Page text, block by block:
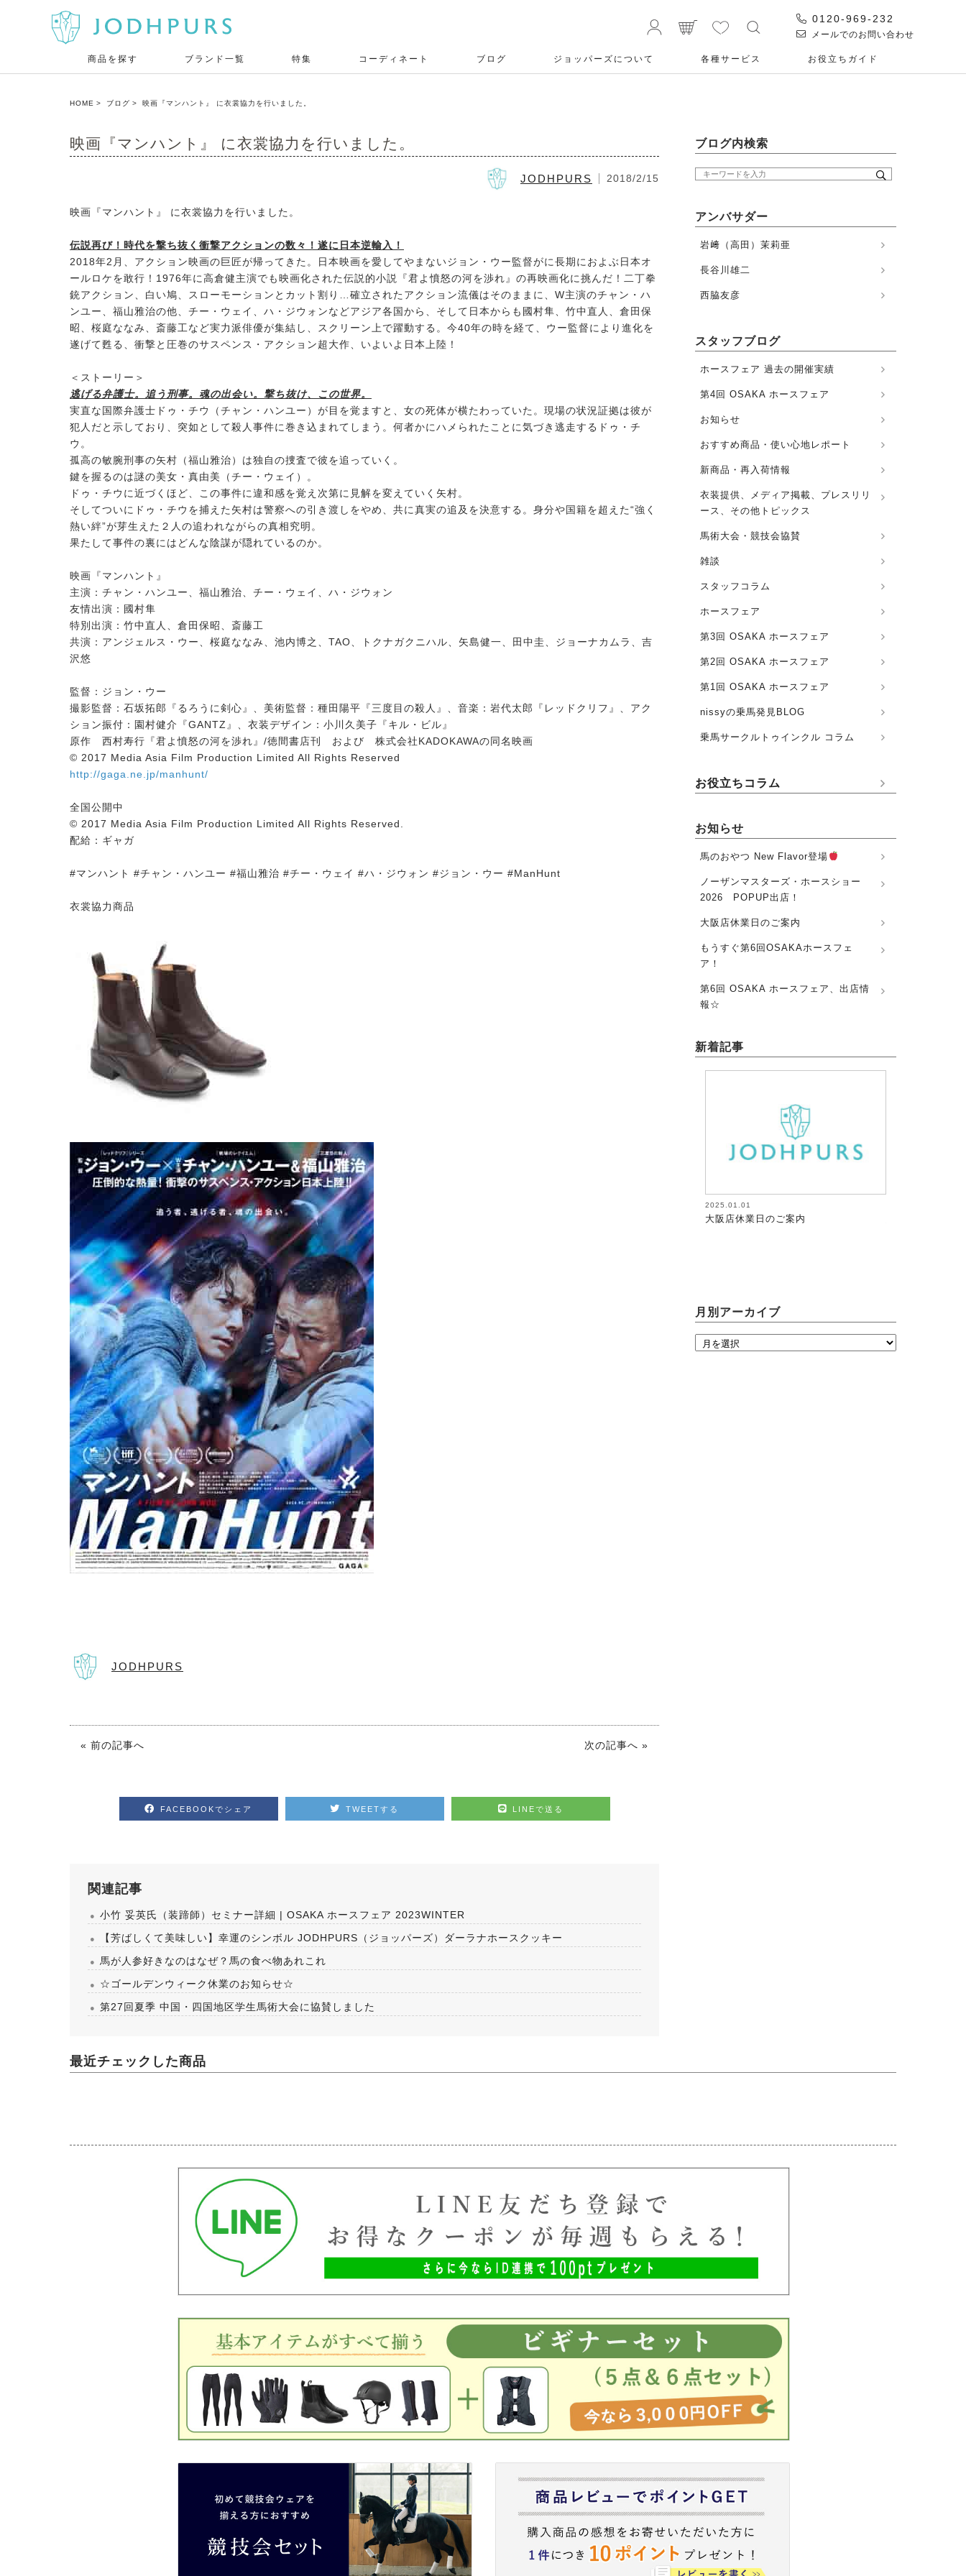
0120-969-232
メールでのお問い合わせ
商品を探す ブランド一覧 特集 コーディネート ブログ ジョッパーズについて 各種サービス お役⽴ちガイド
HOME ブログ 映画『マンハント』 に衣裳協力を行いました。
映画『マンハント』 に衣裳協力を行いました。
JODHPURS 2018/2/15
映画『マンハント』 に衣裳協力を行いました。
伝説再び！時代を撃ち抜く衝撃アクションの数々！遂に日本逆輸入！
2018年2月、アクション映画の巨匠が帰ってきた。日本映画を愛してやまないジョン・ウー監督がに長期におよぶ日本オ
ールロケを敢行！1976年に高倉健主演でも映画化された伝説的小説『君よ憤怒の河を渉れ』の再映画化に挑んだ！二丁拳
銃アクション、白い鳩、スローモーションとカット割り…確立されたアクション流儀はそのままに、W主演のチャン・ハ
ンユー、福山雅治の他、チー・ウェイ、ハ・ジウォンなどアジア各国から、そして日本からも國村隼、竹中直人、倉田保
昭、桜庭ななみ、斎藤工など実力派俳優が集結し、スクリーン上で躍動する。今40年の時を経て、ウー監督により進化を
遂げて甦る、衝撃と圧巻のサスペンス・アクション超大作、いよいよ日本上陸！
＜ストーリー＞
逃げる弁護士。追う刑事。魂の出会い。撃ち抜け、この世界。
実直な国際弁護士ドゥ・チウ（チャン・ハンユー）が目を覚ますと、女の死体が横たわっていた。現場の状況証拠は彼が
犯人だと示しており、突如として殺人事件に巻き込まれてしまう。何者かにハメられたことに気づき逃走するドゥ・チ
ウ。
孤高の敏腕刑事の矢村（福山雅治）は独自の捜査で彼を追っていく。
鍵を握るのは謎の美女・真由美（チー・ウェイ）。
ドゥ・チウに近づくほど、この事件に違和感を覚え次第に見解を変えていく矢村。
そしてついにドゥ・チウを捕えた矢村は警察への引き渡しをやめ、共に真実の追及を決意する。身分や国籍を超えた“強く
熱い絆”が芽生えた２人の追われながらの真相究明。
果たして事件の裏にはどんな陰謀が隠れているのか。
映画『マンハント』
主演：チャン・ハンユー、福山雅治、チー・ウェイ、ハ・ジウォン
友情出演：國村隼
特別出演：竹中直人、倉田保昭、斎藤工
共演：アンジェルス・ウー、桜庭ななみ、池内博之、TAO、トクナガクニハル、矢島健一、田中圭、ジョーナカムラ、吉
沢悠
監督：ジョン・ウー
撮影監督：石坂拓郎『るろうに剣心』、美術監督：種田陽平『三度目の殺人』、音楽：岩代太郎『レッドクリフ』、アク
ション振付：園村健介『GANTZ』、衣装デザイン：小川久美子『キル・ビル』
原作 西村寿行『君よ憤怒の河を渉れ』/徳間書店刊 および 株式会社KADOKAWAの同名映画
© 2017 Media Asia Film Production Limited All Rights Reserved
http://gaga.ne.jp/manhunt/
全国公開中
© 2017 Media Asia Film Production Limited All Rights Reserved.
配給：ギャガ
#マンハント #チャン・ハンユー #福山雅治 #チー・ウェイ #ハ・ジウォン #ジョン・ウー #ManHunt
衣裳協力商品
JODHPURS
« 前の記事へ 次の記事へ »
FACEBOOKでシェア TWEETする LINEで送る
関連記事
小竹 妥英氏（装蹄師）セミナー詳細 | OSAKA ホースフェア 2023WINTER
【芳ばしくて美味しい】幸運のシンボル JODHPURS（ジョッパーズ）ダーラナホースクッキー
馬が人参好きなのはなぜ？馬の食べ物あれこれ
☆ゴールデンウィーク休業のお知らせ☆
第27回夏季 中国・四国地区学生馬術大会に協賛しました
ブログ内検索
アンバサダー
岩﨑（高田）茉莉亜
長谷川雄二
西脇友彦
スタッフブログ
ホースフェア 過去の開催実績
第4回 OSAKA ホースフェア
お知らせ
おすすめ商品・使い心地レポート
新商品・再入荷情報
衣装提供、メディア掲載、プレスリリ
ース、その他トピックス
馬術大会・競技会協賛
雑談
スタッフコラム
ホースフェア
第3回 OSAKA ホースフェア
第2回 OSAKA ホースフェア
第1回 OSAKA ホースフェア
nissyの乗馬発見BLOG
乗馬サークルトゥインクル コラム
お役立ちコラム
お知らせ
馬のおやつ New Flavor登場
ノーザンマスターズ・ホースショー
2026 POPUP出店！
大阪店休業日のご案内
もうすぐ第6回OSAKAホースフェ
ア！
第6回 OSAKA ホースフェア、出店情
報☆
新着記事
2026.08.05
馬のおやつ New Flavor登場
2026.07.15
ノーザンマスターズ・ホースショー
2026 POPUP出店！
馬術（17）【～馬にたずさわる人全て
月別アーカイブ
最近チェックした商品